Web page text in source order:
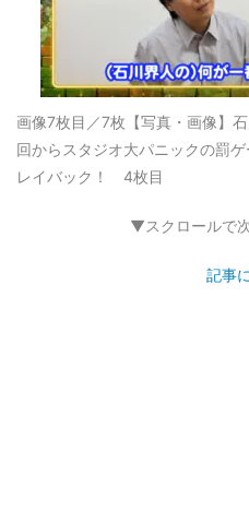
画像7枚目／7枚 【写真・画像】
回からスタジオ大パニックの罰
レイバック！ 4枚目
▼スクロールで
記事